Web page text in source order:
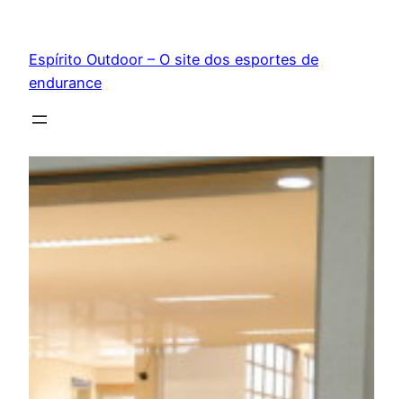
conteúdo
Espírito Outdoor – O site dos esportes de
endurance